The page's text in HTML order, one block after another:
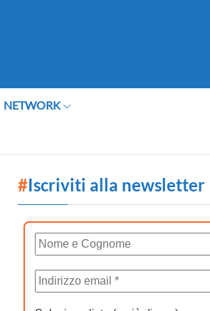
NETWORK
#Iscriviti alla newsletter